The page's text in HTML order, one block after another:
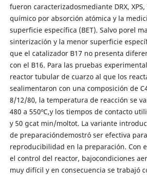
fueron caracterizadosmediante DRX, XPS,
químico por absorción atómica y la
superficie específica (BET). Salvo porel
sinterización y la menor superficie
que el catalizador B17 no presenta
con el B16. Para las pruebas
reactor tubular de cuarzo al que los
sealimentaron con una composición de
8/12/80, la temperatura de reacción se
480 a 550ºC,y los tiempos de contacto
y 50 gcat min/moltot. La variante
de preparacióndemostró ser efectiva
reproducibilidad en la preparación. Con
el control del reactor, bajocondiciones
muy difícil y en consecuencia se trabajó